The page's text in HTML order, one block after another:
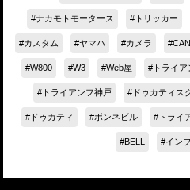
ナカモトモータース トリッカー
カスタム ヤマハ カメラ
W800 W3 Web屋 トライア
トライアンフ神戸 ドゥカティス
ドゥカティ ボンネビル トライ
BELL イン